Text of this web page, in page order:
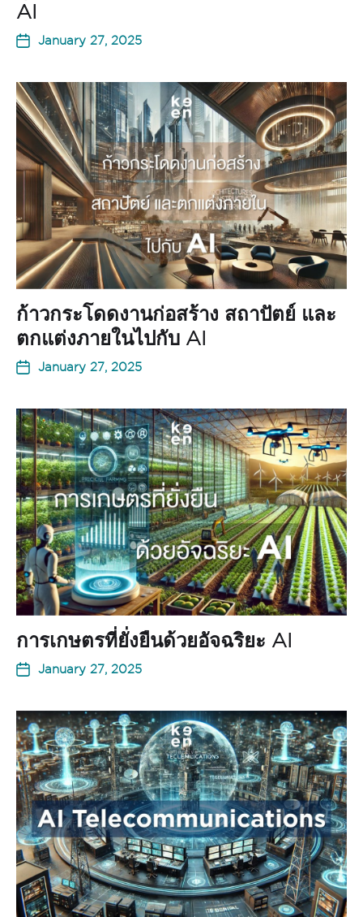
AI
January 27, 2025
ก้าวกระโดดงานก่อสร้าง สถาปัตย์ และ
ตกแต่งภายในไปกับ AI
January 27, 2025
การเกษตรที่ยั่งยืนด้วยอัจฉริยะ AI
January 27, 2025